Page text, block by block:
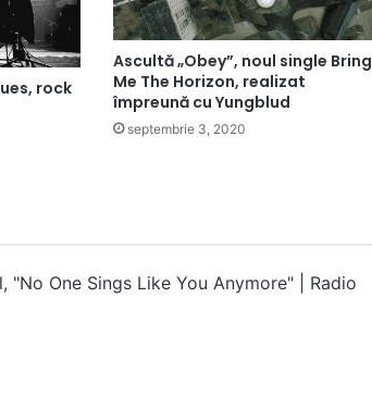
rock
Ascultă „Obey”, noul single Bring
Me The Horizon, realizat
împreună cu Yungblud
septembrie 3, 2020
One Sings Like You Anymore" | Radio